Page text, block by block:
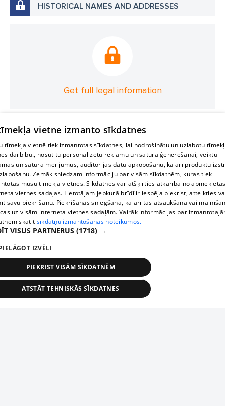
HISTORICAL NAMES AND ADDRESSES
Get full legal information
vietne izmanto sīkdatnes
tīmekļa vietnē tiek izmantotas sīkdatnes, lai nodrošinātu un uzlabotu
darbību., nosūtītu personalizētu reklāmu un satura ģenerēšanai, veiktu
un satura mērījumus, auditorijas datu apkopošanu, kā arī produktu
Zemāk sniedzam informāciju par visām sīkdatnēm, kuras tiek
mūsu tīmekļa vietnēs. Sīkdatnes var atšķirties atkarībā no
vietnes sadaļas. Lietotājam jebkurā brīdī ir iespēja piekrist, atteikties
savu piekrišanu. Piekrišanas sniegšana, kā arī tās atsaukšana vai
uz visām interneta vietnes sadaļām. Vairāk informācijas par
skatīt sīkdatņu izmantošanas noteikumos.
VISUS PARTNERUS (1718) →
IZVĒLI
PIEKRIST VISĀM SĪKDATNĒM
ATSTĀT TEHNISKĀS SĪKDATNES